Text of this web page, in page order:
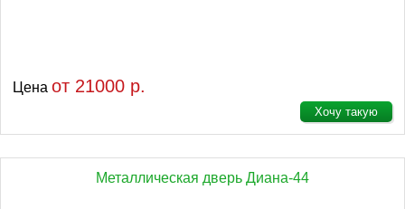
Цена от 21000 р.
Хочу такую
Металлическая дверь Диана-44